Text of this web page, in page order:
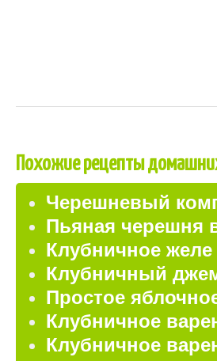
Похожие рецепты
Черешневый
Пьяная черешня
Клубничное
Клубничный
Простое
Клубничное
Клубничное